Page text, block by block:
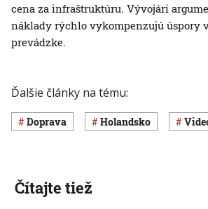
cena za infraštruktúru. Vývojári
náklady rýchlo vykompenzujú úspory
prevádzke.
Ďalšie články na tému:
Doprava Holandsko
Čítajte tiež